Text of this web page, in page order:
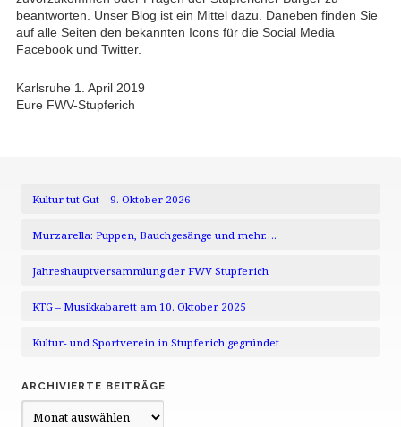
beantworten. Unser Blog ist ein Mittel dazu. Daneben finden Sie
auf alle Seiten den bekannten Icons für die Social Media
Facebook und Twitter.
Karlsruhe 1. April 2019
Eure FWV-Stupferich
Kultur tut Gut – 9. Oktober 2026
Murzarella: Puppen, Bauchgesänge und mehr….
Jahreshauptversammlung der FWV Stupferich
KTG – Musikkabarett am 10. Oktober 2025
Kultur- und Sportverein in Stupferich gegründet
ARCHIVIERTE BEITRÄGE